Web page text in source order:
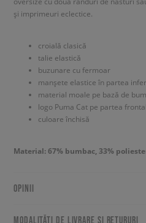
și imprimeuri eclectice.
croială clasică
talie elastică
buzunare cu fermoar
manșete elastice în partea
material moale pe bază de
logo Puma Cat pe partea
culoare închisă
Material: 67% bumbac, 33%
OPINII
MODALITĂȚI DE LIVRARE ȘI RETURURI